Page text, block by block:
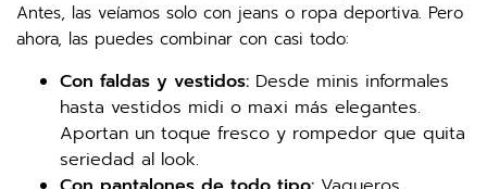
Antes, las veíamos solo con jeans o ropa deportiva. Pero
ahora, las puedes combinar con casi todo:
Con faldas y vestidos: Desde minis informales
hasta vestidos midi o maxi más elegantes.
Aportan un toque fresco y rompedor que quita
seriedad al look.